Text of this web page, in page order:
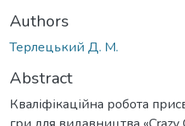
Authors
Терлецький Д. М.
Abstract
Кваліфікаційна робота